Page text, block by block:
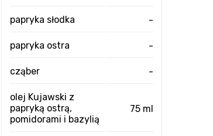
papryka słodka -
papryka ostra -
cząber -
olej Kujawski z
papryką ostrą,
pomidorami i bazylią
75 ml